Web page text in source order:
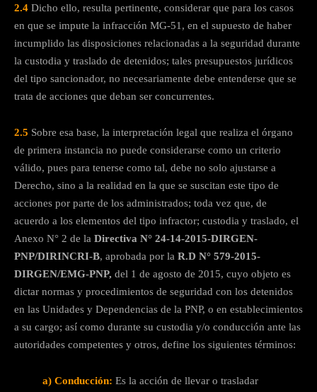
2.4 Dicho ello, resulta pertinente, considerar que para los casos
en que se impute la infracción MG-51, en el supuesto de haber
incumplido las disposiciones relacionadas a la seguridad durante
la custodia y traslado de detenidos; tales presupuestos jurídicos
del tipo sancionador, no necesariamente debe entenderse que se
trata de acciones que deban ser concurrentes.
2.5 Sobre esa base, la interpretación legal que realiza el órgano
de primera instancia no puede considerarse como un criterio
válido, pues para tenerse como tal, debe no solo ajustarse a
Derecho, sino a la realidad en la que se suscitan este tipo de
acciones por parte de los administrados; toda vez que, de
acuerdo a los elementos del tipo infractor; custodia y traslado, el
Anexo N° 2 de la Directiva N° 24-14-2015-DIRGEN-
PNP/DIRINCRI-B, aprobada por la R.D N° 579-2015-
DIRGEN/EMG-PNP, del 1 de agosto de 2015, cuyo objeto es
dictar normas y procedimientos de seguridad con los detenidos
en las Unidades y Dependencias de la PNP, o en establecimientos
a su cargo; así como durante su custodia y/o conducción ante las
autoridades competentes y otros, define los siguientes términos:
a) Conducción: Es la acción de llevar o trasladar